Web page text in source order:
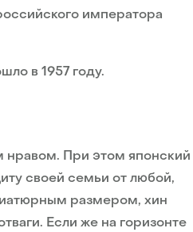
императора
в 1957 году.
нравом. При этом японский
своей семьи от любой,
размером, хин
Если же на горизонте